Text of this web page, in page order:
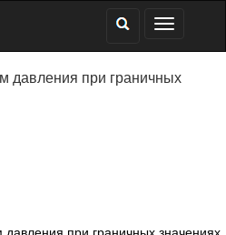
давления при граничных